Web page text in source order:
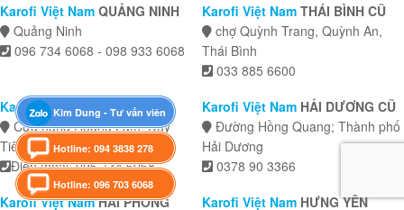
Karofi Việt Nam QUẢNG NINH
Quảng Ninh
096 734 6068 - 098 933 6068
Karofi Việt Nam THÁI BÌNH CŨ
chợ Quỳnh Trang, Quỳnh An,
Thái Bình
033 885 6600
Karofi Việt Nam
HÀ NAM CŨ
Cửa hàng Hoàng Lâm, Duy
Tiên, Ninh Bình
Điện thoại: 096 734 6068
Karofi Việt Nam HẢI DƯƠNG CŨ
Đường Hồng Quang; Thành phố
Hải Dương
0378 90 3366
Karofi Việt NamHẢI PHÒNG Karofi Việt Nam HƯNG YÊN
Kim Dung - Tư vấn viên
Hotline: 094 3838 278
Hotline: 096 703 6068